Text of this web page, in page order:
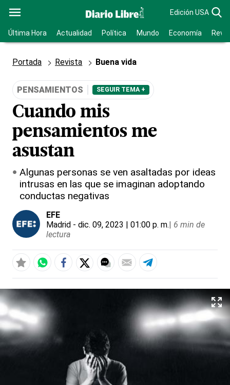
Edición USA
Última Hora Actualidad Política Mundo Economía
Portada Revista Buena vida
PENSAMIENTOS SEGUIR TEMA +
Cuando mis
pensamientos me
asustan
Algunas personas se ven asaltadas por ideas
intrusas en las que se imaginan adoptando
conductas negativas
EFE
Madrid - dic. 09, 2023 | 01:00 p. m.| 6 min de
lectura